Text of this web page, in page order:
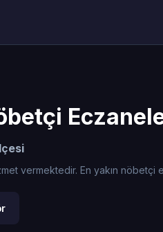
vermektedir. En yakın